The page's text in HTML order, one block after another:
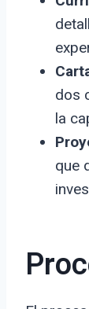
dos
la
que